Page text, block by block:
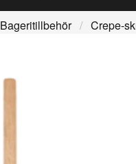
Bageritillbehör Crepe-